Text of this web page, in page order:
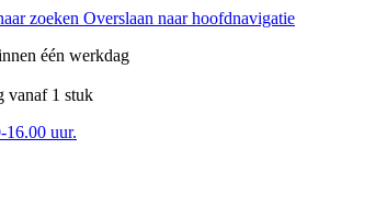
zoeken Overslaan naar hoofdnavigatie
één werkdag
vanaf 1 stuk
uur.